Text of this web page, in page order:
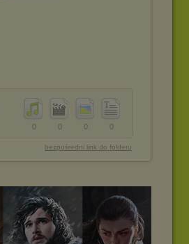
0
0
0
0
bezpośredni link do folderu